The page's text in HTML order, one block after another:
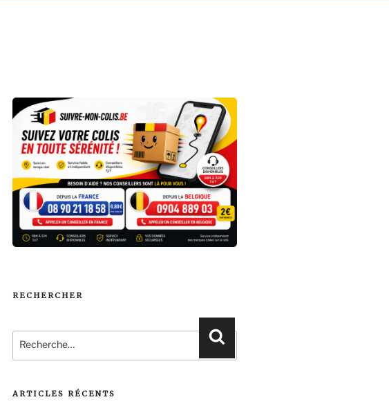
RECHERCHER
pour
:
Recherche
ARTICLES RÉCENTS